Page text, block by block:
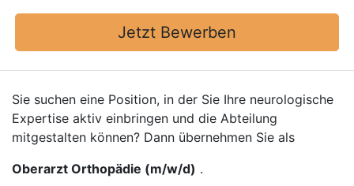
Jetzt Bewerben
Sie suchen eine Position, in der Sie Ihre neurologische
Expertise aktiv einbringen und die Abteilung
mitgestalten können? Dann übernehmen Sie als
Oberarzt Orthopädie (m/w/d) .